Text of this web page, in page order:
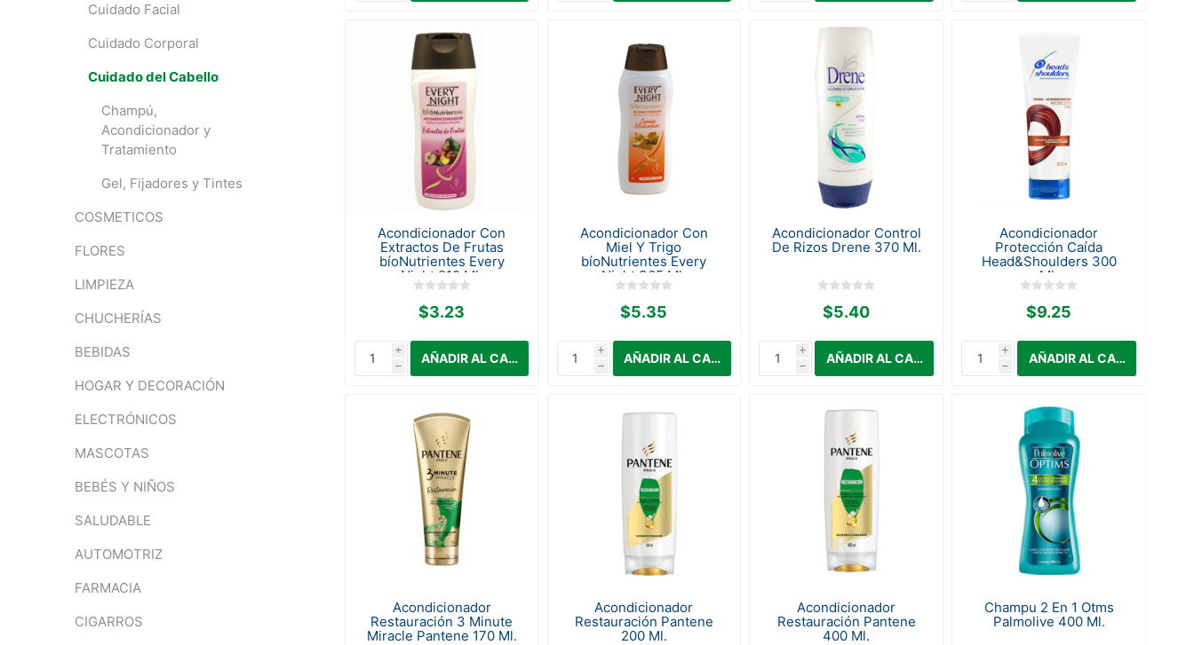
Acondicionador Con
Extractos De Frutas
bíoNutrientes Every
Night 210 Ml.
$3.23
i
h
Acondicionador Con
Miel Y Trigo
bíoNutrientes Every
Night 365 Ml.
$5.35
i
h
Acondicionador Control
De Rizos Drene 370 Ml.
$5.40
i
h
Acondicionador
Protección Caída
Head&Shoulders 300
Ml.
$9.25
i
h
Acondicionador
Restauración 3 Minute
Miracle Pantene 170 Ml.
Acondicionador
Restauración Pantene
200 Ml.
Acondicionador
Restauración Pantene
400 Ml.
Champu 2 En 1 Otms
Palmolive 400 Ml.
Cuidado Facial
Cuidado Corporal
Cuidado del Cabello
Champú,
Acondicionador y
Tratamiento
Gel, Fijadores y Tintes
COSMETICOS
FLORES
LIMPIEZA
CHUCHERÍAS
BEBIDAS
HOGAR Y DECORACIÓN
ELECTRÓNICOS
MASCOTAS
BEBÉS Y NIÑOS
SALUDABLE
AUTOMOTRIZ
FARMACIA
CIGARROS